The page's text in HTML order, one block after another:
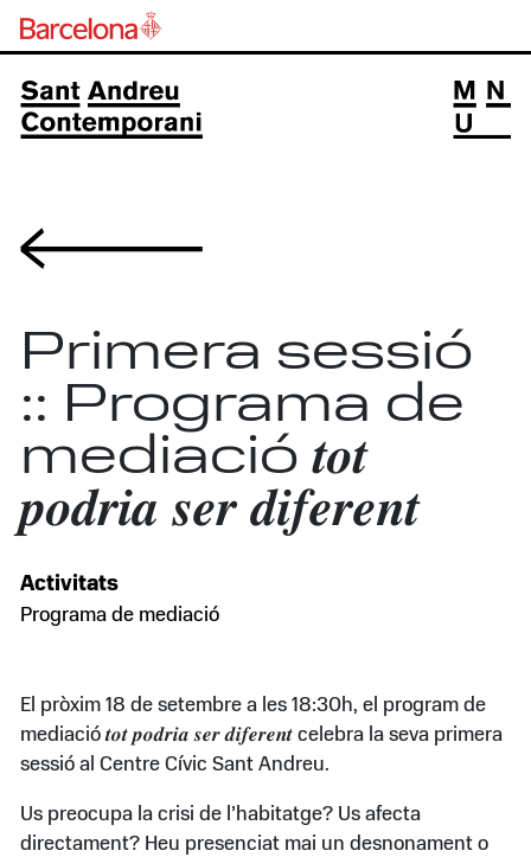
Primera sessió
:: Programa de
mediació 𝒕𝒐𝒕
𝒑𝒐𝒅𝒓𝒊𝒂 𝒔𝒆𝒓 𝒅𝒊𝒇𝒆𝒓𝒆𝒏𝒕
Activitats
Programa de mediació
El pròxim 18 de setembre a les 18:30h, el program de
mediació 𝒕𝒐𝒕 𝒑𝒐𝒅𝒓𝒊𝒂 𝒔𝒆𝒓 𝒅𝒊𝒇𝒆𝒓𝒆𝒏𝒕 celebra la seva primera
sessió al Centre Cívic Sant Andreu.
Us preocupa la crisi de l’habitatge? Us afecta
directament? Heu presenciat mai un desnonament o